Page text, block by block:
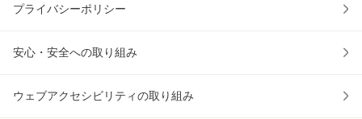
プライバシーポリシー
安心・安全への取り組み
ウェブアクセシビリティの取り組み